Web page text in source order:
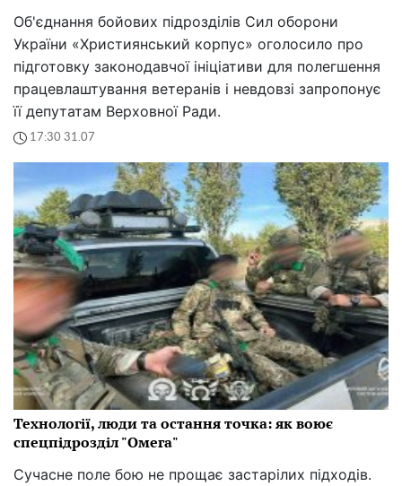
Об'єднання бойових підрозділів Сил оборони
України «Християнський корпус» оголосило про
підготовку законодавчої ініціативи для полегшення
працевлаштування ветеранів і невдовзі запропонує
її депутатам Верховної Ради.
17:30 31.07
Технології, люди та остання точка: як воює
спецпідрозділ "Омега"
Сучасне поле бою не прощає застарілих підходів.